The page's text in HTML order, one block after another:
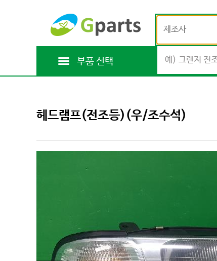
부품 선택
제조사
헤드램프(전조등)(우/조수석)